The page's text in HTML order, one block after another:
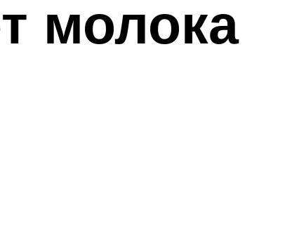
молока